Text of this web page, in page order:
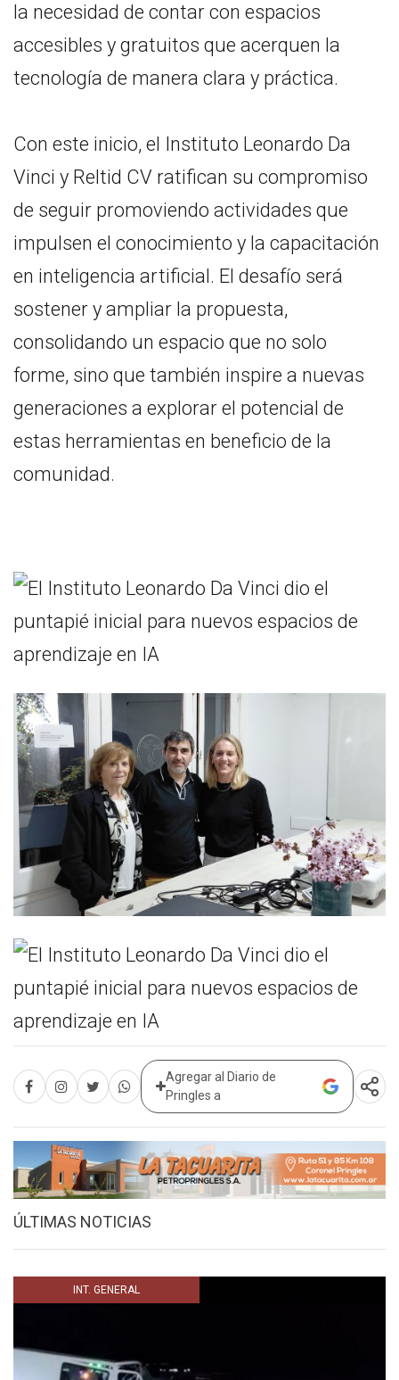
la necesidad de contar con espacios
accesibles y gratuitos que acerquen la
tecnología de manera clara y práctica.
Con este inicio, el Instituto Leonardo Da
Vinci y Reltid CV ratifican su compromiso
de seguir promoviendo actividades que
impulsen el conocimiento y la capacitación
en inteligencia artificial. El desafío será
sostener y ampliar la propuesta,
consolidando un espacio que no solo
forme, sino que también inspire a nuevas
generaciones a explorar el potencial de
estas herramientas en beneficio de la
comunidad.
Agregar al Diario de
Pringles a
ÚLTIMAS NOTICIAS
INT. GENERAL